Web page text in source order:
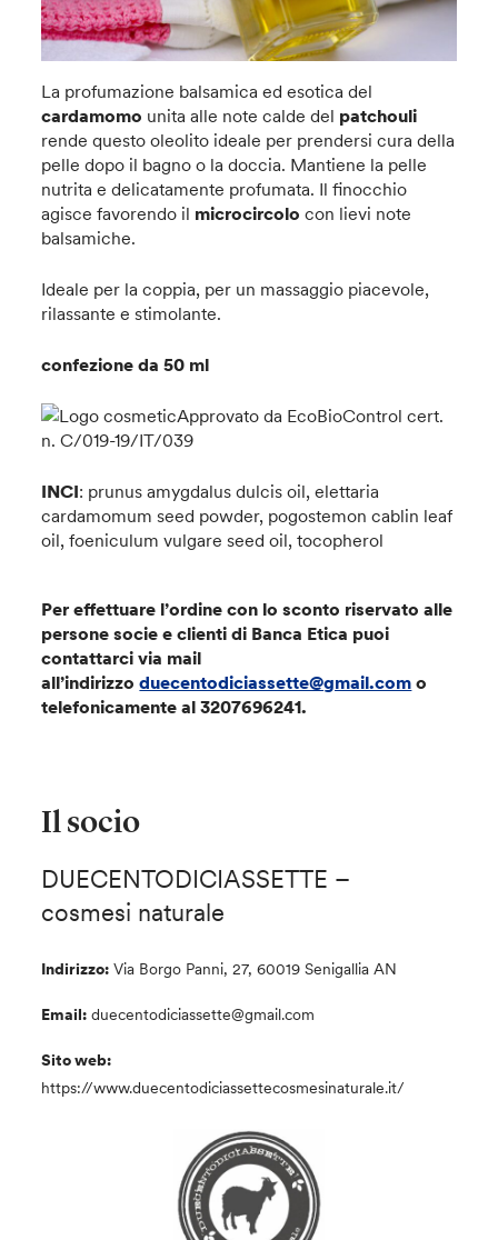
La profumazione balsamica ed esotica del
cardamomo unita alle note calde del patchouli
rende questo oleolito ideale per prendersi cura della
pelle dopo il bagno o la doccia. Mantiene la pelle
nutrita e delicatamente profumata. Il finocchio
agisce favorendo il microcircolo con lievi note
balsamiche.
Ideale per la coppia, per un massaggio piacevole,
rilassante e stimolante.
confezione da 50 ml
Approvato da EcoBioControl cert.
n. C/019-19/IT/039
INCI: prunus amygdalus dulcis oil, elettaria
cardamomum seed powder, pogostemon cablin leaf
oil, foeniculum vulgare seed oil, tocopherol
Per effettuare l’ordine con lo sconto riservato alle
persone socie e clienti di Banca Etica puoi
contattarci via mail
all’indirizzoduecentodiciassette@gmail.com o
telefonicamente al 3207696241.
Il socio
DUECENTODICIASSETTE –
cosmesi naturale
Indirizzo: Via Borgo Panni, 27, 60019 Senigallia AN
Email: duecentodiciassette@gmail.com
Sito web:
https://www.duecentodiciassettecosmesinaturale.it/